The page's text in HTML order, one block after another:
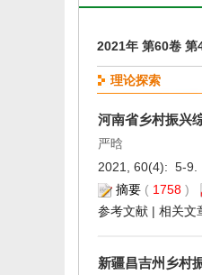
2021年 第60卷
理论探索
河南省乡村振兴
严晗
2021, 60(4): 5-9.
摘要 ( 1758 )
参考文献 | 相关文
新疆昌吉州乡村